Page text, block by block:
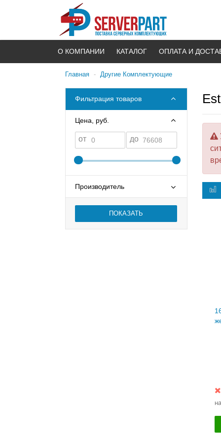
О КОМПАНИИ КАТАЛОГ ОПЛАТА И
Главная - Другие Комплектующие
Фильтрация товаров
Цена, руб.
от до
Производитель